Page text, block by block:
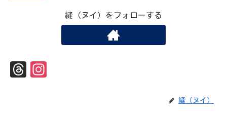
縫（ヌイ）をフォローする
Th
縫（ヌイ）